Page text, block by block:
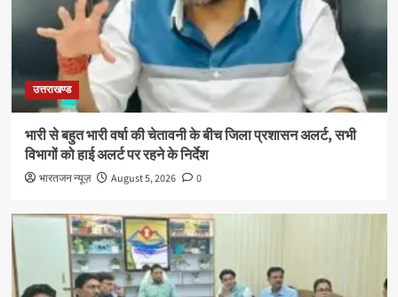
उत्तराखण्ड
भारी से बहुत भारी वर्षा की चेतावनी के बीच जिला प्रशासन अलर्ट, सभी
विभागों को हाई अलर्ट पर रहने के निर्देश
भारतजन न्यूज़ August 5, 2026 0